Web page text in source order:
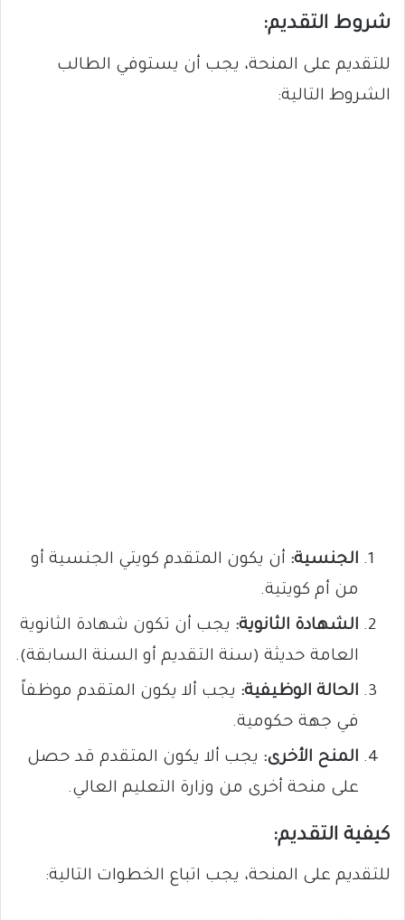
شروط التقديم:
للتقديم على المنحة، يجب أن يستوفي الطالب
الشروط التالية:
الجنسية: أن يكون المتقدم كويتي الجنسية أو
من أم كويتية.
الشهادة الثانوية: يجب أن تكون شهادة الثانوية
العامة حديثة (سنة التقديم أو السنة السابقة).
الحالة الوظيفية: يجب ألا يكون المتقدم موظفاً
في جهة حكومية.
المنح الأخرى: يجب ألا يكون المتقدم قد حصل
على منحة أخرى من وزارة التعليم العالي.
كيفية التقديم:
للتقديم على المنحة، يجب اتباع الخطوات التالية: